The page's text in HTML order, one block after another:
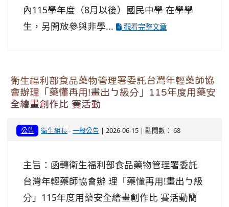
內115學年度（8月以後）國民中學 在學學
生，另開放參與非學...
觀看完整文章
衛生福利部食品藥物管理署委託台灣年輕藥師協
會辦理「藥懂再用!畫出ㄅ級分」115年度用藥安
全繪畫創作比 賽活動
公告 衛生組長-一般公告 | 2026-06-15 | 點閱數： 68
主旨：函轉衛生福利部食品藥物管理署委託
台灣年輕藥師協會辦 理「藥懂再用!畫出ㄅ級
分」115年度用藥安全繪畫創作比 賽活動簡